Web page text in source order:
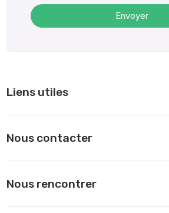
Envoyer
Liens utiles
Nous contacter
Nous rencontrer